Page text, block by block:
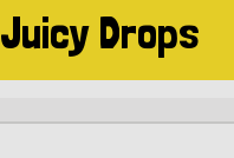
Juicy Drops